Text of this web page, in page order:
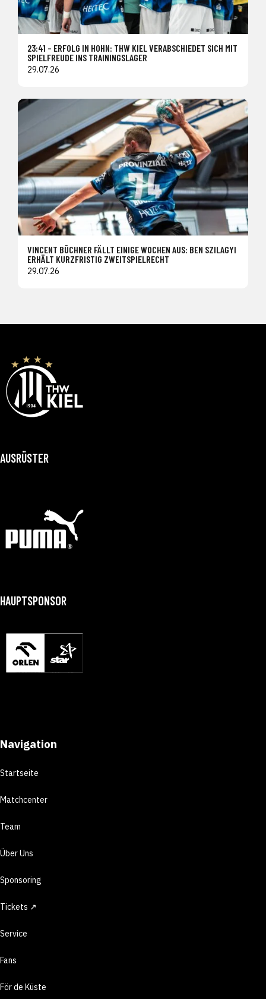
23:41 – ERFOLG IN HOHN: THW KIEL VERABSCHIEDET SICH MIT
SPIELFREUDE INS TRAININGSLAGER
29.07.26
VINCENT BÜCHNER FÄLLT EINIGE WOCHEN AUS: BEN SZILAGYI
ERHÄLT KURZFRISTIG ZWEITSPIELRECHT
29.07.26
AUSRÜSTER
HAUPTSPONSOR
Navigation
Startseite
Matchcenter
Team
Über Uns
Sponsoring
Tickets ↗
Service
Fans
För de Küste